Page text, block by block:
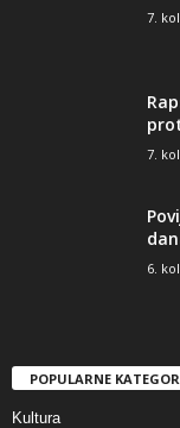
7.
7.
6.
POPULARNE
Kultura